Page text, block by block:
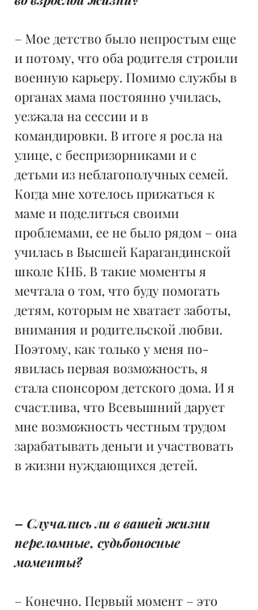
– Мое детство было непростым еще
и потому, что оба родителя строили
военную карьеру. Помимо службы в
органах мама постоянно училась,
уезжала на сессии и в
командировки. В итоге я росла на
улице, с беспризорниками и с
детьми из неблагополучных семей.
Когда мне хотелось прижаться к
маме и поделиться своими
проблемами, ее не было рядом – она
училась в Высшей Карагандинской
школе КНБ. В такие моменты я
мечтала о том, что буду помогать
детям, которым не хватает заботы,
внимания и родительской любви.
Поэтому, как только у меня по-
явилась первая возможность, я
стала спонсором детского дома. И я
счастлива, что Всевышний дарует
мне возможность честным трудом
зарабатывать деньги и участвовать
в жизни нуждающихся детей.
– Случались ли в вашей жизни
переломные, судьбоносные
моменты?
– Конечно. Первый момент – это